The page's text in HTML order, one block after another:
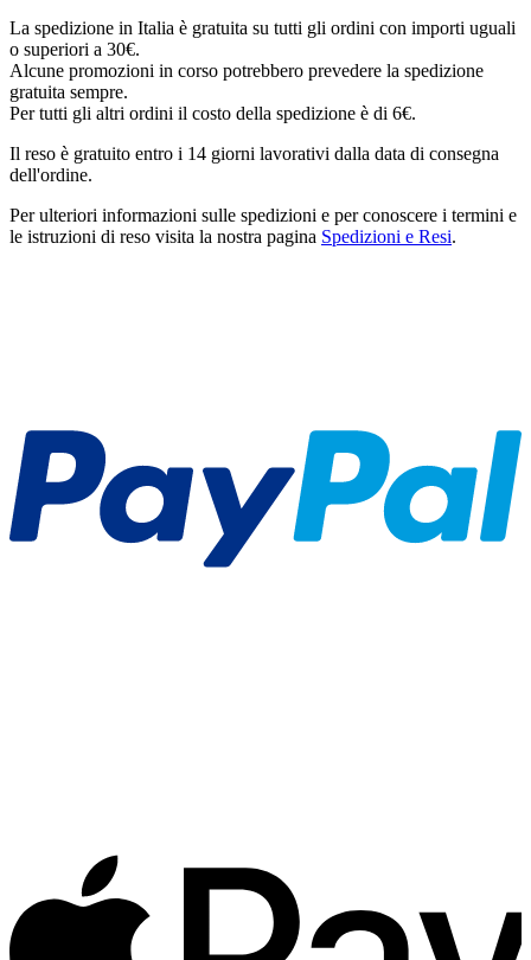
La spedizione in Italia è gratuita su tutti gli ordini con importi uguali
o superiori a 30€.
Alcune promozioni in corso potrebbero prevedere la spedizione
gratuita sempre.
Per tutti gli altri ordini il costo della spedizione è di 6€.
Il reso è gratuito entro i 14 giorni lavorativi dalla data di consegna
dell'ordine.
Per ulteriori informazioni sulle spedizioni e per conoscere i termini e
le istruzioni di reso visita la nostra pagina Spedizioni e Resi.